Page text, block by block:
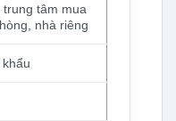
trung tâm mua
nhà riêng